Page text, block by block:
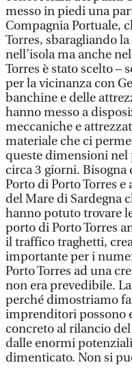
messo in piedi una
Compagnia Portuale,
Torres, sbaragliando
nell’isola ma anche
Torres è stato scelto –
per la vicinanza con
banchine e delle
hanno messo a
meccaniche e
materiale che ci
queste dimensioni
circa 3 giorni. Bisogna
Porto di Porto Torres
del Mare di Sardegna
hanno potuto trovare
porto di Porto Torres
il traffico traghetti,
importante per i
Porto Torres ad una
non era prevedibile.
perché dimostriamo
imprenditori possono
concreto al rilancio
dalle enormi
dimenticato. Non si